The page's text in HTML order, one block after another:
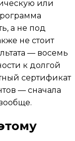
или
а не под
не стоит
— восемь
к долгой
сертификат
— сначала